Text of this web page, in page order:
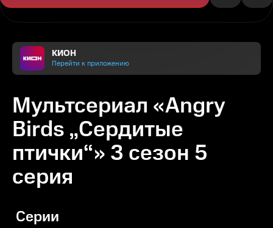
КИОН
Перейти к приложению
Мультсериал «Angry
Birds „Сердитые
птички“» 3 сезон 5
серия
Серии